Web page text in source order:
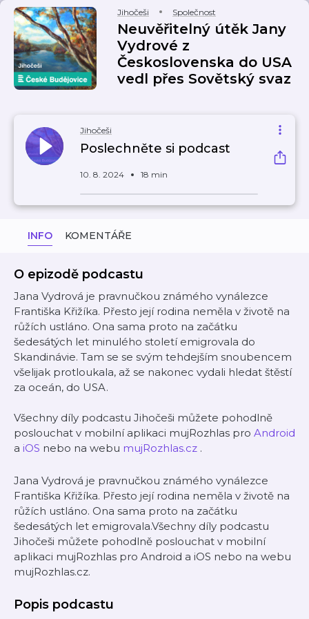
Jihočeši Společnost
Neuvěřitelný útěk Jany
Vydrové z
Československa do USA
vedl přes Sovětský svaz
Jihočeši
Poslechněte si podcast
10. 8. 2024 18 min
INFO KOMENTÁŘE
O epizodě podcastu
Jana Vydrová je pravnučkou známého vynálezce
Františka Křižíka. Přesto její rodina neměla v životě na
růžích ustláno. Ona sama proto na začátku
šedesátých let minulého století emigrovala do
Skandinávie. Tam se se svým tehdejším snoubencem
všelijak protloukala, až se nakonec vydali hledat štěstí
za oceán, do USA.
Všechny díly podcastu Jihočeši můžete pohodlně
poslouchat v mobilní aplikaci mujRozhlas pro Android
a iOS nebo na webu mujRozhlas.cz .
Jana Vydrová je pravnučkou známého vynálezce
Františka Křižíka. Přesto její rodina neměla v životě na
růžích ustláno. Ona sama proto na začátku
šedesátých let emigrovala.Všechny díly podcastu
Jihočeši můžete pohodlně poslouchat v mobilní
aplikaci mujRozhlas pro Android a iOS nebo na webu
mujRozhlas.cz.
Popis podcastu